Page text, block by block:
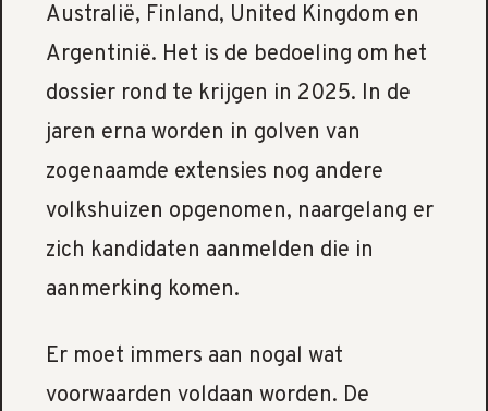
Australië, Finland, United Kingdom en
Argentinië. Het is de bedoeling om het
dossier rond te krijgen in 2025. In de
jaren erna worden in golven van
zogenaamde extensies nog andere
volkshuizen opgenomen, naargelang er
zich kandidaten aanmelden die in
aanmerking komen.
Er moet immers aan nogal wat
voorwaarden voldaan worden. De